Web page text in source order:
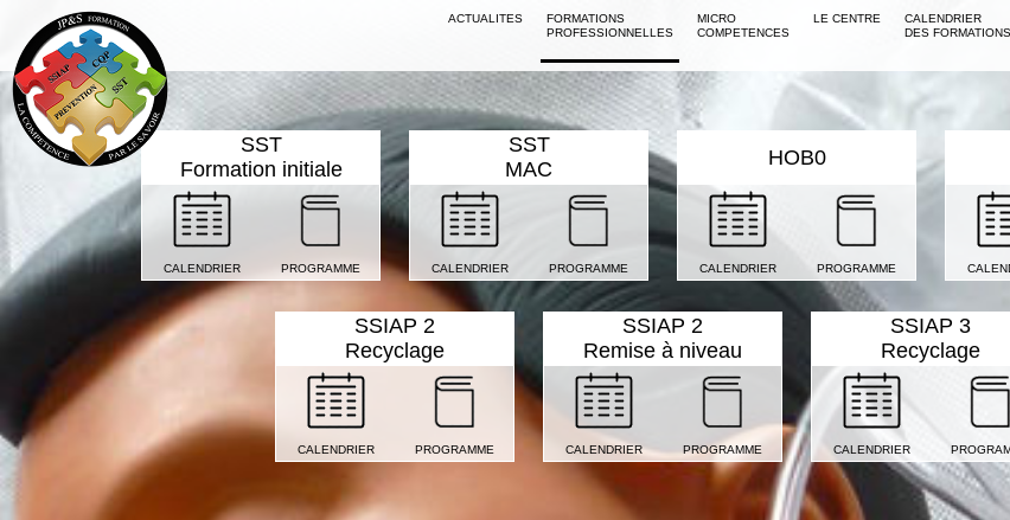
CALENDRIER
DES FORMATIONS
LE CENTRE
MICRO
COMPETENCES
FORMATIONS
PROFESSIONNELLES
ACTUALITES
SST
Formation initiale
CALENDRIER PROGRAMME
SST
MAC
CALENDRIER PROGRAMME
HOB0
CALENDRIER PROGRAMME
SSIAP 2
Recyclage
CALENDRIER PROGRAMME
SSIAP 2
Remise à niveau
CALENDRIER PROGRAMME
SSIAP 3
Recyclage
CALENDRIER